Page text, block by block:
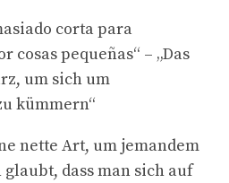
corta para
cosas pequeñas“ – „Das
um sich um
kümmern“
nette Art, um jemandem
glaubt, dass man sich auf